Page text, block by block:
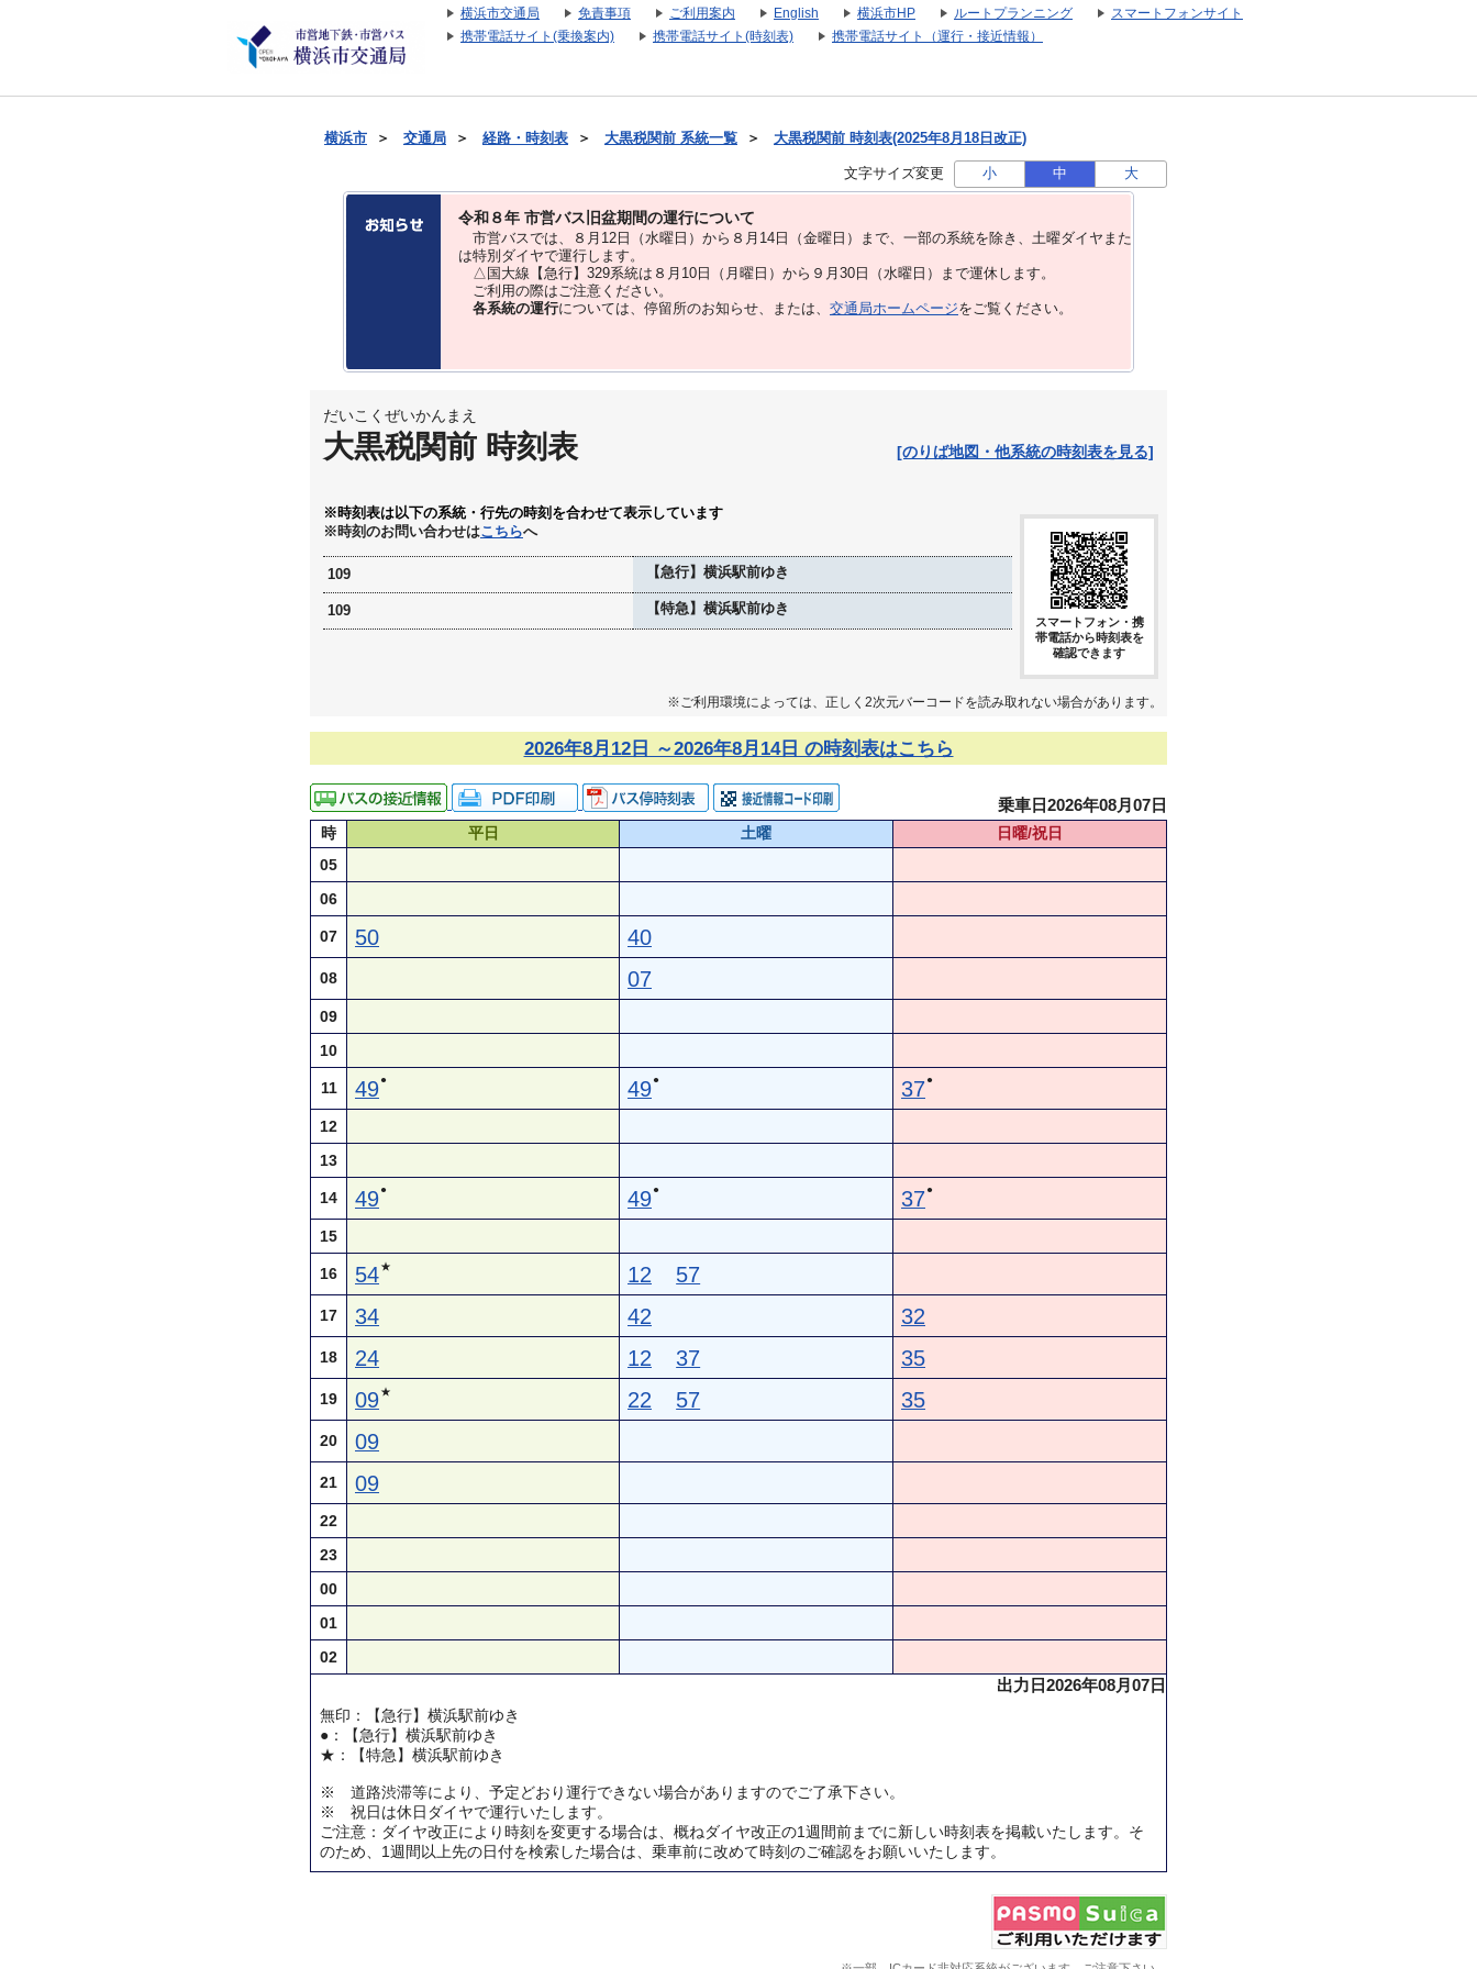
横浜市交通局 免責事項 ご利用案内 English 横浜市HP ルートプランニング
スマートフォンサイト
携帯電話サイト(乗換案内)
携帯電話サイト(時刻表) 携帯電話サイト（運行・接近情報）
横浜市 ＞ 交通局 ＞ 経路・時刻表 ＞ 大黒税関前 系統一覧 ＞ 大黒税関前 時刻表(2025年8月18日改正)
文字サイズ変更 小 中 大
令和８年 市営バス旧盆期間の運行について
市営バスでは、８⽉12⽇（水曜日）から８⽉14⽇（金曜日）まで、⼀部の系統を除き、⼟曜ダイヤまた
は特別ダイヤで運⾏します。
△国大線【急行】329系統は８月10日（月曜日）から９月30日（水曜日）まで運休します。
ご利用の際はご注意ください。
各系統の運行については、停留所のお知らせ、または、 交通局ホームページをご覧ください。
だいこくぜいかんまえ
大黒税関前 時刻表 [のりば地図・他系統の時刻表を見る]
※時刻表は以下の系統・行先の時刻を合わせて表示しています
※時刻のお問い合わせはこちらへ
109 【急行】横浜駅前ゆき
109 【特急】横浜駅前ゆき
スマートフォン・携
帯電話から時刻表を
確認できます
※ご利用環境によっては、正しく2次元バーコードを読み取れない場合があります。
2026年8月12日 ～2026年8月14日 の時刻表はこちら
乗車日2026年08月07日
時 平日 土曜
日曜/祝日
05
06
07 50 40
08 07
09
10
11 49● 49● 37●
12
13
14 49● 49● 37●
15
16 54★ 12 57
17 34 42 32
18 24 12 37 35
19 09★ 22 57 35
20 09
21 09
22
23
00
01
02
出力日2026年08月07日
無印：【急行】横浜駅前ゆき
●：【急行】横浜駅前ゆき
★：【特急】横浜駅前ゆき
※ 道路渋滞等により、予定どおり運行できない場合がありますのでご了承下さい。
※ 祝日は休日ダイヤで運行いたします。
ご注意：ダイヤ改正により時刻を変更する場合は、概ねダイヤ改正の1週間前までに新しい時刻表を掲載いたします。そ
のため、1週間以上先の日付を検索した場合は、乗車前に改めて時刻のご確認をお願いいたします。